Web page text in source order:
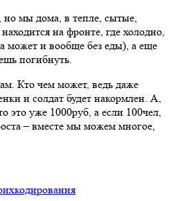
мы дома, в тепле, сытые,
на фронте, где холодно,
может и вообще без еды), а еще
погибнуть.
Кто чем может, ведь даже
и солдат будет накормлен. А,
это уже 1000руб, а если 100чел,
– вместе мы можем многое,